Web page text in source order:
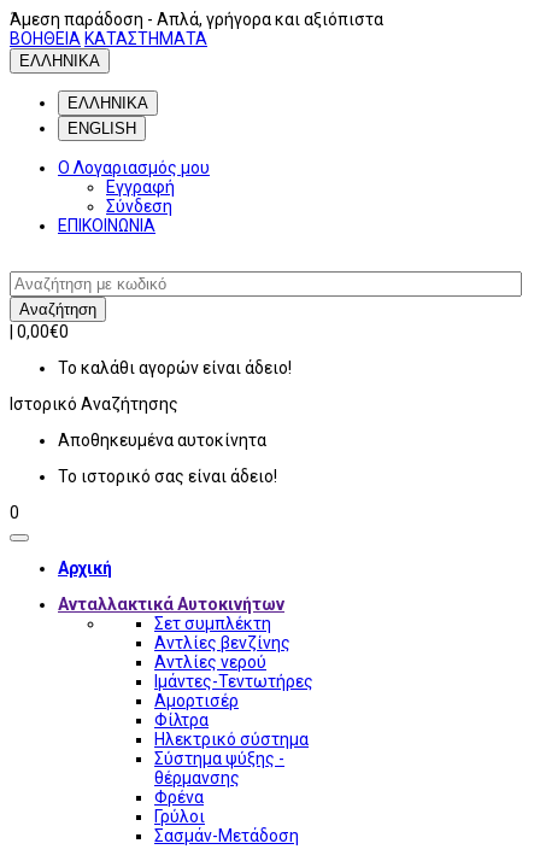
Άμεση παράδοση - Απλά, γρήγορα και αξιόπιστα
ΒΟΗΘΕΙΑ ΚΑΤΑΣΤΗΜΑΤΑ
ΕΛΛΗΝΙΚΑ
ΕΛΛΗΝΙΚΑ
ENGLISH
Ο Λογαριασμός μου
Εγγραφή
Σύνδεση
ΕΠΙΚΟΙΝΩΝΙΑ
Αναζήτηση
0,00€0
Το καλάθι αγορών είναι άδειο!
Ιστορικό Αναζήτησης
Αποθηκευμένα αυτοκίνητα
Το ιστορικό σας είναι άδειο!
0
Αρχική
Ανταλλακτικά Αυτοκινήτων
Σετ συμπλέκτη
Αντλίες βενζίνης
Αντλίες νερού
Ιμάντες-Τεντωτήρες
Αμορτισέρ
Φίλτρα
Ηλεκτρικό σύστημα
Σύστημα ψύξης -
θέρμανσης
Φρένα
Γρύλοι
Σασμάν-Μετάδοση